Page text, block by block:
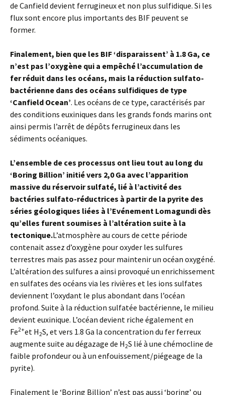
de Canfield devient ferrugineux et non plus sulfidique. Si les
flux sont encore plus importants des BIF peuvent se
former.
Finalement, bien que les BIF ‘disparaissent’ à 1.8 Ga, ce
n’est pas l’oxygène qui a empêché l’accumulation de
fer réduit dans les océans, mais la réduction sulfato-
bactérienne dans des océans sulfidiques de type
‘Canfield Ocean’. Les océans de ce type, caractérisés par
des conditions euxiniques dans les grands fonds marins ont
ainsi permis l’arrêt de dépôts ferrugineux dans les
sédiments océaniques.
L’ensemble de ces processus ont lieu tout au long du
‘Boring Billion’ initié vers 2,0 Ga avec l’apparition
massive du réservoir sulfaté, lié à l’activité des
bactéries sulfato-réductrices à partir de la pyrite des
séries géologiques liées à l’Evénement Lomagundi dès
qu’elles furent soumises à l’altération suite à la
tectonique.L’atmosphère au cours de cette période
contenait assez d’oxygène pour oxyder les sulfures
terrestres mais pas assez pour maintenir un océan oxygéné.
L’altération des sulfures a ainsi provoqué un enrichissement
en sulfates des océans via les rivières et les ions sulfates
deviennent l’oxydant le plus abondant dans l’océan
profond. Suite à la réduction sulfatée bactérienne, le milieu
devient euxinique. L’océan devient riche également en
Fe2+et H2S, et vers 1.8 Ga la concentration du fer ferreux
augmente suite au dégazage de H2S lié à une chémocline de
faible profondeur ou à un enfouissement/piégeage de la
pyrite).
Finalement le ‘Boring Billion’ n’est pas aussi ‘boring’ ou